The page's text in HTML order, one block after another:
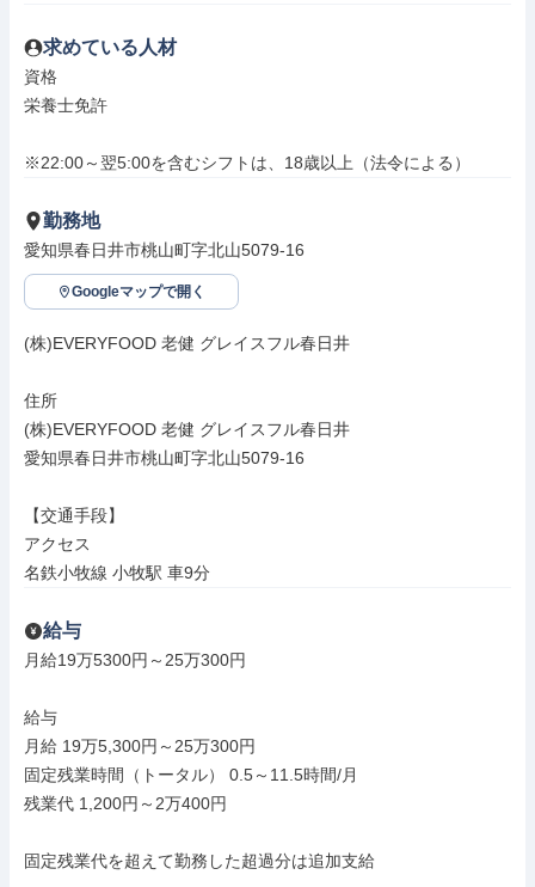
求めている人材
資格
栄養士免許
※22:00～翌5:00を含むシフトは、18歳以上（法令による）
勤務地
愛知県春日井市桃山町字北山5079-16
Googleマップで開く
(株)EVERYFOOD 老健 グレイスフル春日井
住所
(株)EVERYFOOD 老健 グレイスフル春日井
愛知県春日井市桃山町字北山5079-16
【交通手段】
アクセス
名鉄小牧線 小牧駅 車9分
給与
月給19万5300円～25万300円
給与
月給 19万5,300円～25万300円
固定残業時間（トータル） 0.5～11.5時間/月
残業代 1,200円～2万400円
固定残業代を超えて勤務した超過分は追加支給